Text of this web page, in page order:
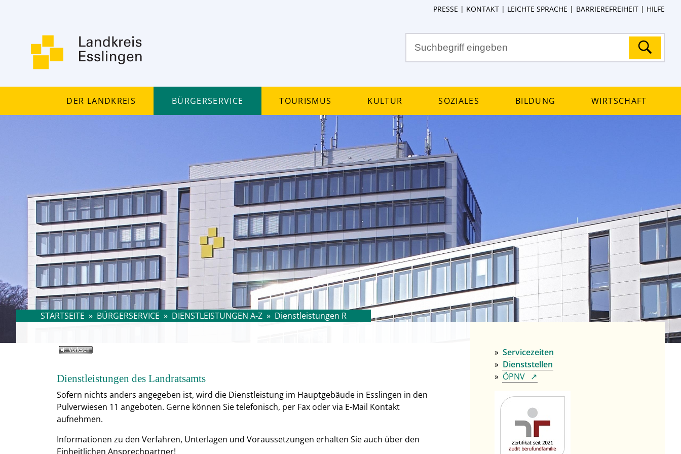
PRESSE KONTAKT LEICHTE SPRACHE BARRIEREFREIHEIT HILFE
Der Landkreis Bürgerservice Tourismus Kultur Soziales Bildung Wirtschaft
STARTSEITE » BÜRGERSERVICE » DIENSTLEISTUNGEN A-Z » Dienstleistungen R
Dienstleistungen des Landratsamts
Sofern nichts anders angegeben ist, wird die Dienstleistung im Hauptgebäude in Esslingen in den
Pulverwiesen 11 angeboten. Gerne können Sie telefonisch, per Fax oder via E-Mail Kontakt
aufnehmen.
Informationen zu den Verfahren, Unterlagen und Voraussetzungen erhalten Sie auch über den
Einheitlichen Ansprechpartner!
Servicezeiten
Dienststellen
ÖPNV